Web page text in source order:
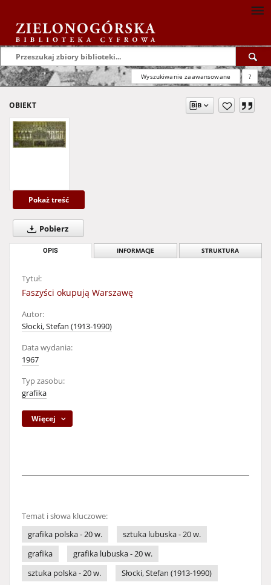
Wyszukiwanie zaawansowane ?
OBIEKT
Pokaż treść
Pobierz
OPIS INFORMACJE STRUKTURA
Tytuł:
Faszyści okupują Warszawę
Autor:
Słocki, Stefan (1913-1990)
Data wydania:
1967
Typ zasobu:
grafika
Więcej
Temat i słowa kluczowe:
grafika polska - 20 w.
sztuka lubuska - 20 w.
grafika
grafika lubuska - 20 w.
sztuka polska - 20 w.
Słocki, Stefan (1913-1990)